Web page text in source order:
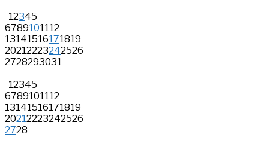
12345
6789101112
13141516171819
20212223242526
2728293031
12345
6789101112
13141516171819
20212223242526
2728